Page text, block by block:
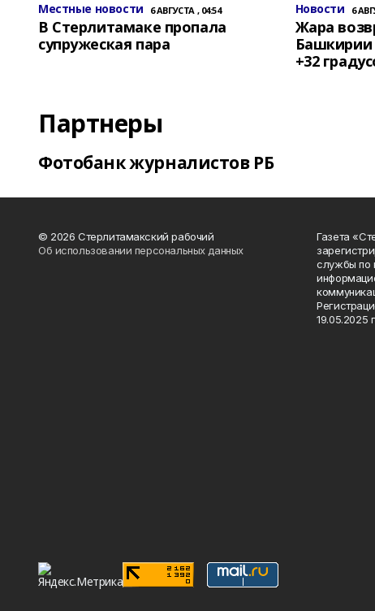
Местные новости 6 АВГУСТА , 04:54
В Стерлитамаке пропала
супружеская пара
Новости 6
Жара
Башкирии
+32
Партнеры
Фотобанк журналистов РБ
© 2026 Стерлитамакский рабочий
Об использовании персональных данных
Газета
службы по
19.05.2025